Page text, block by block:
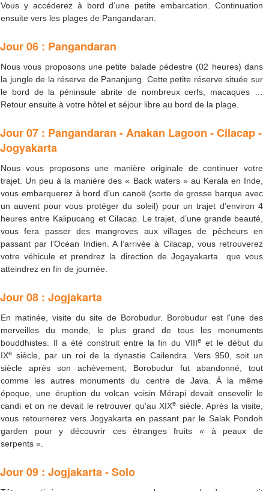
Vous y accéderez à bord d’une petite embarcation. Continuation
ensuite vers les plages de Pangandaran.
Jour 06 : Pangandaran
Nous vous proposons une petite balade pédestre (02 heures) dans
la jungle de la réserve de Pananjung. Cette petite réserve située sur
le bord de la péninsule abrite de nombreux cerfs, macaques …
Retour ensuite à votre hôtel et séjour libre au bord de la plage.
Jour 07 : Pangandaran - Anakan Lagoon - Cilacap -
Jogyakarta
Nous vous proposons une manière originale de continuer votre
trajet. Un peu à la manière des « Back waters » au Kerala en Inde,
vous embarquerez à bord d’un canoë (sorte de grosse barque avec
un auvent pour vous protéger du soleil) pour un trajet d’environ 4
heures entre Kalipucang et Cilacap. Le trajet, d’une grande beauté,
vous fera passer des mangroves aux villages de pêcheurs en
passant par l’Océan Indien. A l’arrivée à Cilacap, vous retrouverez
votre véhicule et prendrez la direction de Jogayakarta que vous
atteindrez en fin de journée.
Jour 08 : Jogjakarta
En matinée, visite du site de Borobudur. Borobudur est l'une des
merveilles du monde, le plus grand de tous les monuments
bouddhistes. Il a été construit entre la fin du VIIIe et le début du
IXe siècle, par un roi de la dynastie Cailendra. Vers 950, soit un
siècle après son achèvement, Borobudur fut abandonné, tout
comme les autres monuments du centre de Java. À la même
époque, une éruption du volcan voisin Mérapi devait ensevelir le
candi et on ne devait le retrouver qu'au XIXe siècle. Après la visite,
vous retournerez vers Jogyakarta en passant par le Salak Pondoh
garden pour y découvrir ces étranges fruits « à peaux de
serpents ».
Jour 09 : Jogjakarta - Solo